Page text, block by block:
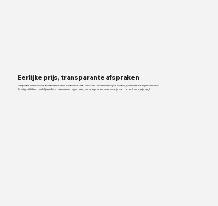
Eerlijke prijs, transparante afspraken
Een professionele website laten maken in Kasterlee start vanaf €550. Geen verborgen kosten, geen verrassingen achteraf.
Je krijgt altijd een duidelijke offerte na een eerste gesprek, zodat je precies weet waar je aan toe bent voor je ja zegt.